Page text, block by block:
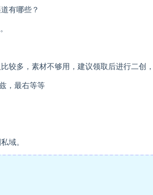
有哪些？
较多，素材不够用，建议领取后进行二创
，最右等等
域。